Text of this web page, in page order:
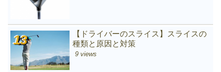
【ドライバーのスライス】スライスの
種類と原因と対策
9 views